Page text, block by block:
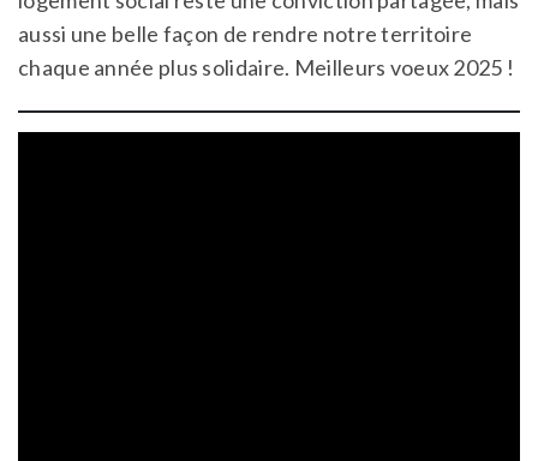
aussi une belle façon de rendre notre territoire
chaque année plus solidaire. Meilleurs voeux 2025 !